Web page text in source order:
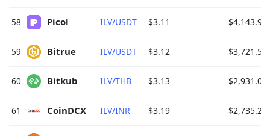
58 Picol ILV/USDT $3.11 $4,143.93
59 Bitrue ILV/USDT $3.12 $3,721.52
60 Bitkub ILV/THB $3.13 $2,931.07
61 CoinDCX ILV/INR $3.19 $2,735.23